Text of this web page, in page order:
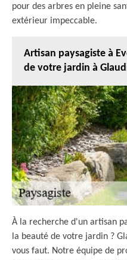
pour des arbres en pleine
extérieur impeccable.
Artisan paysagiste à
de votre jardin à
À la recherche d'un artisan
la beauté de votre jardin ?
vous faut. Notre équipe de